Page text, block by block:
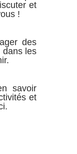
et
!
des
dans les
savoir
et